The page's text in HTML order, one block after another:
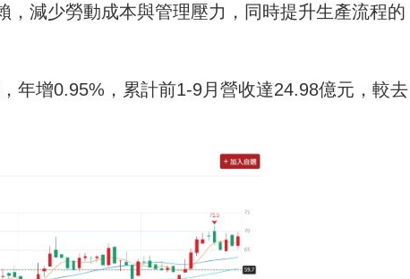
減少勞動成本與管理壓力，同時提升生產流程的
年增0.95%，累計前1-9月營收達24.98億元，較去